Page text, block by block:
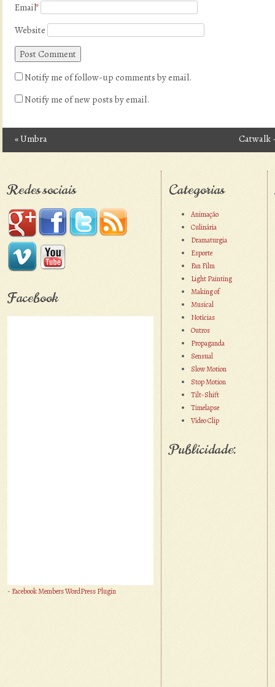
Email*
Website
Notify me of follow-up comments by email.
Notify me of new posts by email.
Post navigation
«Umbra Catwalk
Redes sociais
Facebook
- Facebook Members WordPress Plugin
Categorias
Animação
Culinária
Dramaturgia
Esporte
Fan Film
Light Painting
Making of
Musical
Notícias
Outros
Propaganda
Sensual
Slow Motion
Stop Motion
Tilt-Shift
Timelapse
Vídeo Clip
Publicidade: